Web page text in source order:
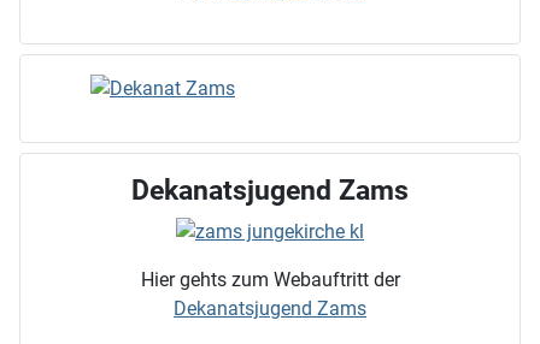
Dekanatsjugend Zams
Hier gehts zum Webauftritt der
Dekanatsjugend Zams